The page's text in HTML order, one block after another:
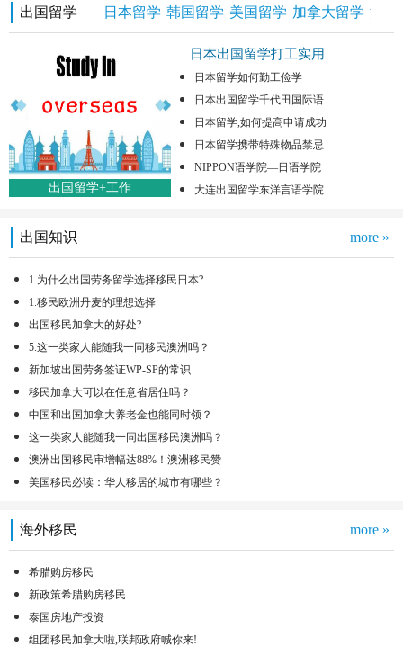
出国留学 日本留学 韩国留学 美国留学 加拿大留学 澳洲
出国留学+工作
日本出国留学打工实用
日本留学如何勤工俭学
日本出国留学千代田国际语
日本留学,如何提高申请成功
日本留学携带特殊物品禁忌
NIPPON语学院—日语学院
大连出国留学东洋言语学院
出国知识 more »
1.为什么出国劳务留学选择移民日本?
1.移民欧洲丹麦的理想选择
出国移民加拿大的好处?
5.这一类家人能随我一同移民澳洲吗？
新加坡出国劳务签证WP-SP的常识
移民加拿大可以在任意省居住吗？
中国和出国加拿大养老金也能同时领？
这一类家人能随我一同出国移民澳洲吗？
澳洲出国移民审增幅达88%！澳洲移民赞
美国移民必读：华人移居的城市有哪些？
海外移民 more »
希腊购房移民
新政策希腊购房移民
泰国房地产投资
组团移民加拿大啦,联邦政府喊你来!